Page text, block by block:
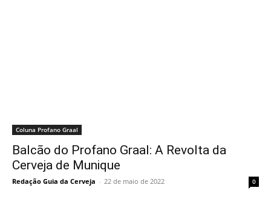
Coluna Profano Graal
Balcão do Profano Graal: A Revolta da
Cerveja de Munique
Redação Guia da Cerveja - 22 de maio de 2022 0